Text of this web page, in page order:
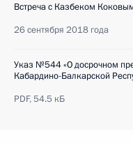
Встреча с Казбеком
26 сентября 2018 года
Указ №544 «О досрочном
Кабардино-Балкарской
PDF,54.5 кБ